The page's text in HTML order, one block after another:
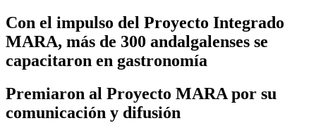
Con el impulso del Proyecto Integrado
MARA, más de 300 andalgalenses se
capacitaron en gastronomía
Premiaron al Proyecto MARA por su
comunicación y difusión